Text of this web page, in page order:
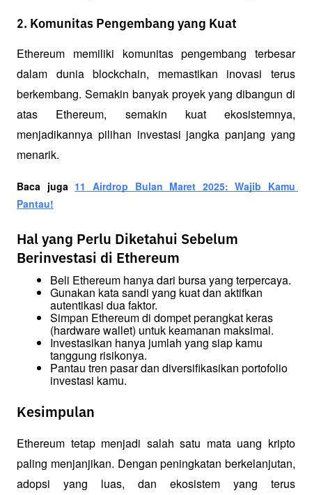
2. Komunitas Pengembang yang Kuat
Ethereum memiliki komunitas pengembang terbesar
dalam dunia blockchain, memastikan inovasi terus
berkembang. Semakin banyak proyek yang dibangun di
atas Ethereum, semakin kuat ekosistemnya,
menjadikannya pilihan investasi jangka panjang yang
menarik.
Baca juga 11 Airdrop Bulan Maret 2025: Wajib Kamu
Pantau!
Hal yang Perlu Diketahui Sebelum
Berinvestasi di Ethereum
Beli Ethereum hanya dari bursa yang terpercaya.
Gunakan kata sandi yang kuat dan aktifkan
autentikasi dua faktor.
Simpan Ethereum di dompet perangkat keras
(hardware wallet) untuk keamanan maksimal.
Investasikan hanya jumlah yang siap kamu
tanggung risikonya.
Pantau tren pasar dan diversifikasikan portofolio
investasi kamu.
Kesimpulan
Ethereum tetap menjadi salah satu mata uang kripto
paling menjanjikan. Dengan peningkatan berkelanjutan,
adopsi yang luas, dan ekosistem yang terus